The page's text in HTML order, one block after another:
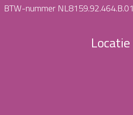
BTW-nummer NL8159.92.464.B.01
Locatie